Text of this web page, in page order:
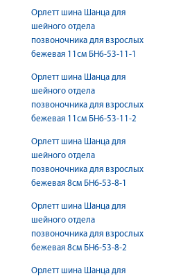
Орлетт шина Шанца для
шейного отдела
позвоночника для взрослых
бежевая 11см БН6-53-11-1
Орлетт шина Шанца для
шейного отдела
позвоночника для взрослых
бежевая 11см БН6-53-11-2
Орлетт шина Шанца для
шейного отдела
позвоночника для взрослых
бежевая 8см БН6-53-8-1
Орлетт шина Шанца для
шейного отдела
позвоночника для взрослых
бежевая 8см БН6-53-8-2
Орлетт шина Шанца для